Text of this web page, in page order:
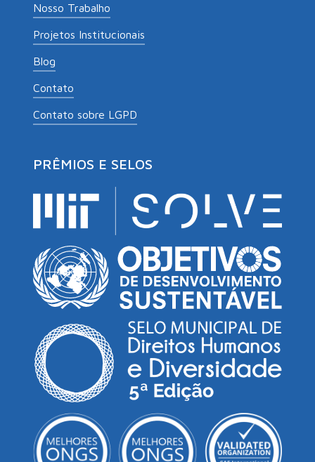
Nosso Trabalho
Projetos Institucionais
Blog
Contato
Contato sobre LGPD
PRÊMIOS E SELOS